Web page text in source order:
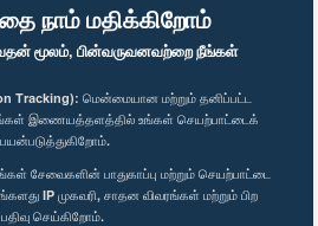
நாம் மதிக்கிறோம்
மூலம், பின்வருவனவற்றை நீங்கள்
Tracking): மென்மையான மற்றும் தனிப்பட்ட
இணையத்தளத்தில் உங்கள் செயற்பாட்டைக்
சேவைகளின் பாதுகாப்பு மற்றும் செயற்பாட்டை
IP முகவரி, சாதன விவரங்கள் மற்றும் பிற
செய்கிறோம்.